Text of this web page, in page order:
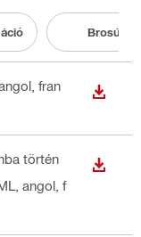
Brosúra
angol, fran
történ
, angol, f